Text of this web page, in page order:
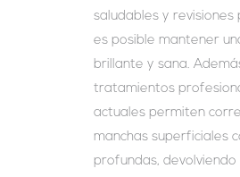
saludables y revisiones
es posible mantener
brillante y sana.
tratamientos
actuales permiten
manchas superficiales
profundas, devolviendo